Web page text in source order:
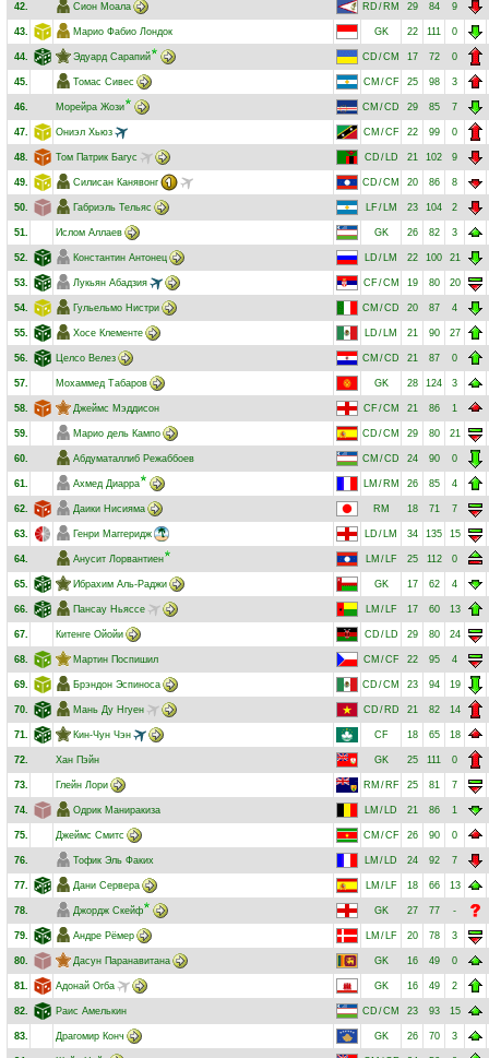
42. Сион Моала RD / RM 29 84 9
43. Марио Фабио Лондок GK 22 111 0
44. Эдуард Сарапий CD /CM 17 72 0
45. Томас Сивес CM /CF 25 98 3
46. Морейра Жози CM /CD 29 85 7
47. Ониэл Хьюз CM /CF 22 99 0
48. Том Патрик Багус CD / LD 21 102 9
49. Силисан Канявонг CD /CM 20 86 8
50. Габриэль Тельяс LF / LM 23 104 2
51. Ислом Аллаев GK 26 82 3
52. Константин Антонец LD / LM 22 100 21
53. Лукьян Абадзия CF/CM 19 80 20
54. Гульельмо Нистри CM /CD 20 87 4
55. Хосе Клементе LD / LM 21 90 27
56. Целсо Велез CM /CD 21 87 0
57. Мохаммед Табаров GK 28 124 3
58. Джеймс Мэддисон CF /CM 21 86 1
59. Марио дель Кампо CD /CM 29 80 21
60. Абдуматаллиб Режаббоев CM /CD 24 90 0
61. Ахмед Диарра LM / RM 26 85 4
62. Даики Нисияма RM 18 71 7
63. Генри Маггеридж LD / LM 34 135 15
64. Анусит Лорвантиен LM / LF 25 112 0
65. Ибрахим Аль-Раджи GK 17 62 4
66. Пансау Ньяссе LM / LF 17 60 13
67. Китенге Ойойи CD / LD 29 80 24
68. Мартин Поспишил CM /CF 22 95 4
69. Брэндон Эспиноса CD /CM 23 94 19
70. Мань Ду Нгуен CD / RD 21 82 14
71. Кин-Чун Чэн CF 18 65 18
72. Хан Пэйн GK 25 111 0
73. Глейн Лори RM / RF 25 81 7
74. Одрик Маниракиза LM / LD 21 86 1
75. Джеймс Смитс CM /CF 26 90 0
76. Тофик Эль Факих LM / LD 24 92 7
77. Дани Сервера LM / LF 18 66 13
78. Джордж Скейф GK 27 77 -
79. Андре Рёмер LM / LF 20 78 3
80. Дасун Паранавитана GK 16 49 0
81. Адонай Огба GK 16 49 2
82. Раис Амелькин CD /CM 23 93 15
83. Драгомир Конч GK 26 70 3